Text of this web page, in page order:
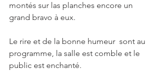
montés sur las planches encore un
grand bravo à eux.
Le rire et de la bonne humeur  sont au
programme, la salle est comble et le
public est enchanté.